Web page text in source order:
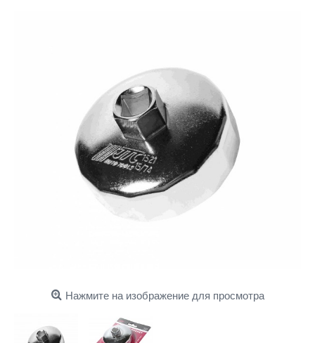
Нажмите на изображение для просмотра